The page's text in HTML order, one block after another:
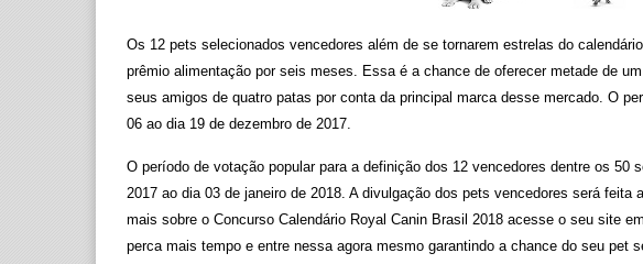
Os 12 pets selecionados vencedores além de se tornarem estrelas do
prêmio alimentação por seis meses. Essa é a chance de oferecer metade de
seus amigos de quatro patas por conta da principal marca desse mercado. O
06 ao dia 19 de dezembro de 2017.
O período de votação popular para a definição dos 12 vencedores dentre os 50
2017 ao dia 03 de janeiro de 2018. A divulgação dos pets vencedores será feita
mais sobre o Concurso Calendário Royal Canin Brasil 2018 acesse o seu site em
perca mais tempo e entre nessa agora mesmo garantindo a chance do seu pet